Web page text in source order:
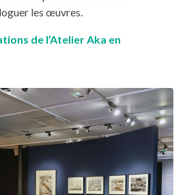
les œuvres.
de l’Atelier Aka en